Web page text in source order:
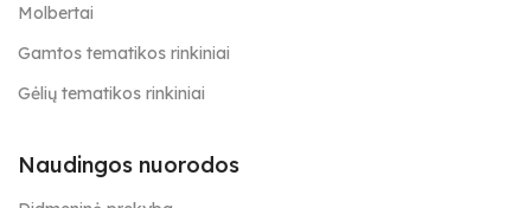
Molbertai
Gamtos tematikos rinkiniai
Gėlių tematikos rinkiniai
Naudingos nuorodos